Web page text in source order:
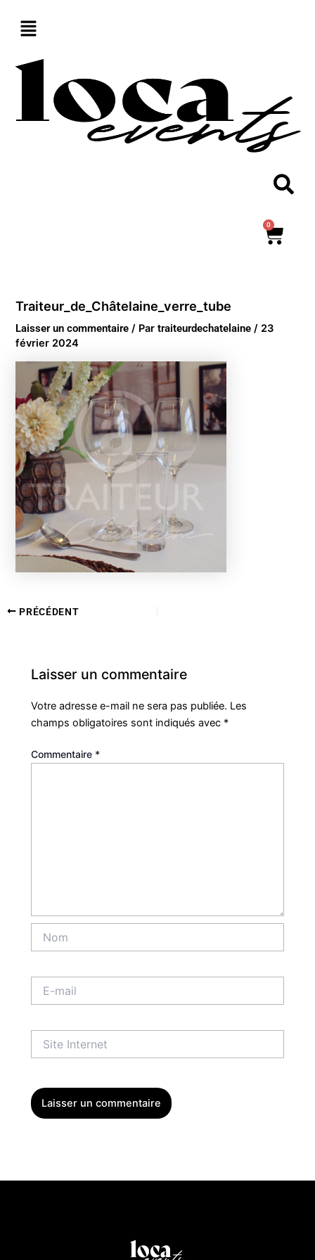
0
Traiteur_de_Châtelaine_verre_tube
Laisser un commentaire / Partraiteurdechatelaine/ 23
février 2024
PRÉCÉDENT
Laisser un commentaire
Votre adresse e-mail ne sera pas publiée. Les
champs obligatoires sont indiqués avec *
Commentaire *
mail
Internet